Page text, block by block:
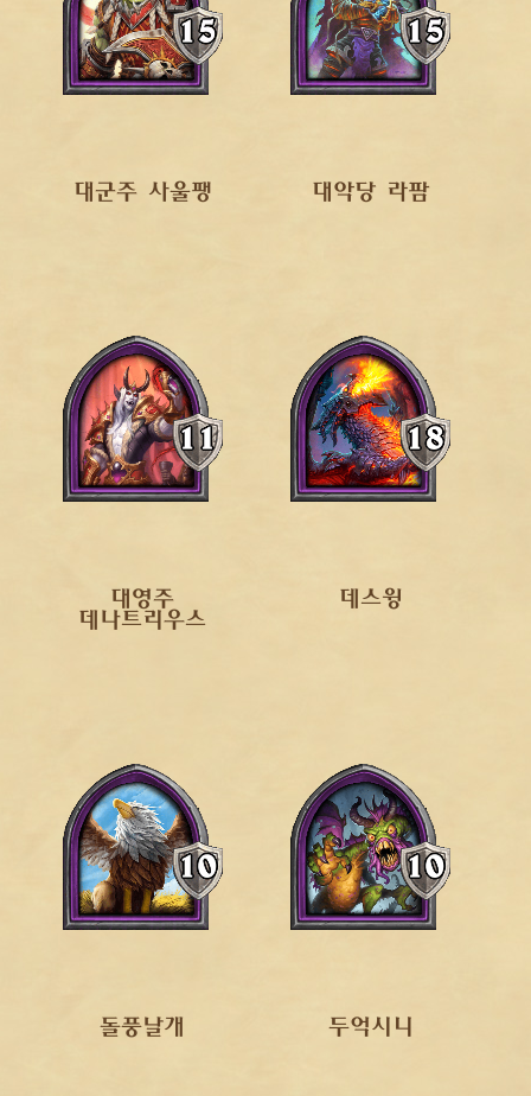
대군주 사울팽 대악당 라팜
대영주
데나트리우스
데스윙
돌풍날개 두억시니